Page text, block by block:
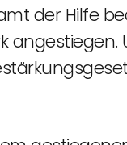
der Hilfe
angestiegen.